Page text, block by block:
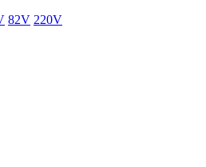
82V 220V